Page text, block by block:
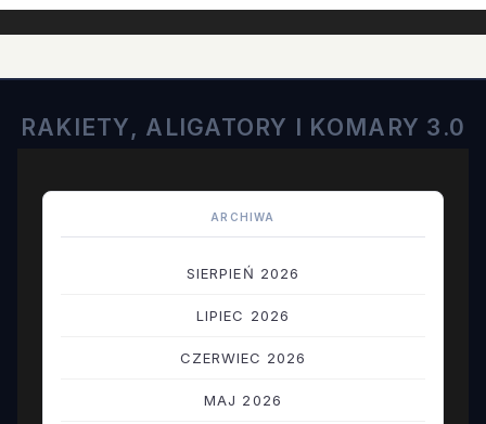
RAKIETY, ALIGATORY I KOMARY 3.0
ARCHIWA
SIERPIEŃ 2026
LIPIEC 2026
CZERWIEC 2026
MAJ 2026